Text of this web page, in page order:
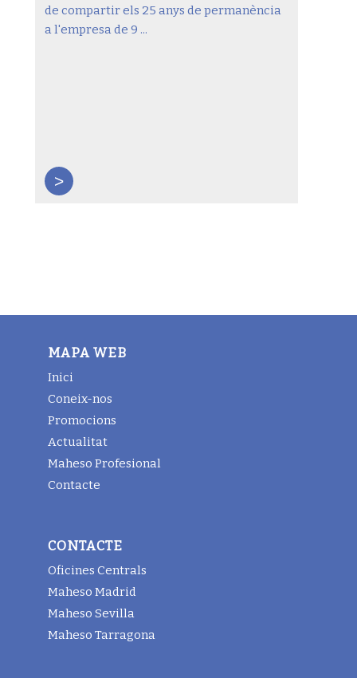
de compartir els 25 anys de permanència
a l'empresa de 9 ...
>
MAPA WEB
Inici
Coneix-nos
Promocions
Actualitat
Maheso Profesional
Contacte
CONTACTE
Oficines Centrals
Maheso Madrid
Maheso Sevilla
Maheso Tarragona